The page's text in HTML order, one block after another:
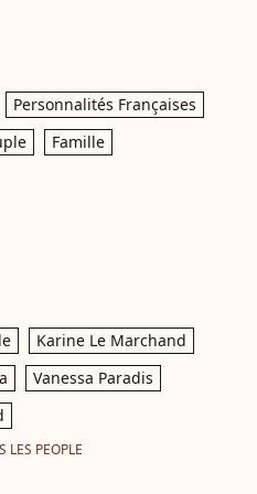
Personnalités Françaises
Famille
Karine Le Marchand
Vanessa Paradis
LES PEOPLE